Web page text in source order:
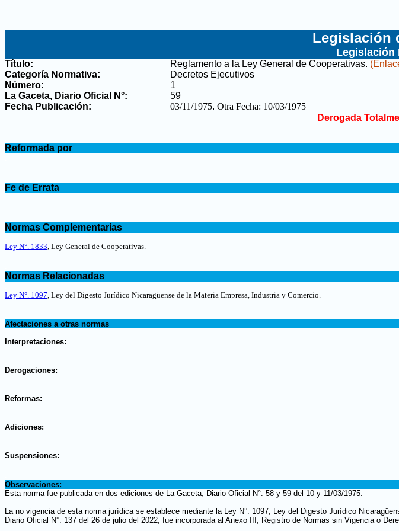
Legislación
Legislación
Título: Reglamento a la Ley General de Cooperativas.
Categoría Normativa:
Decretos Ejecutivos
Número:
1
La Gaceta, Diario Oficial N°:
59
Fecha Publicación:
03/11/1975. Otra Fecha: 10/03/1975
Derogada
Reformada por
Fe de Errata
Normas Complementarias
Ley N°. 1833, Ley General de Cooperativas.
Normas Relacionadas
Ley N°. 1097, Ley del Digesto Jurídico Nicaragüense de la Materia Empresa, Industria y Comercio.
Afectaciones a otras normas
Interpretaciones:
Derogaciones:
Reformas:
Adiciones:
Suspensiones:
Observaciones:
Esta norma fue publicada en dos ediciones de La Gaceta, Diario Oficial N°. 58 y 59 del 10 y 11/03/1975.
La no vigencia de esta norma jurídica se establece mediante la Ley N°. 1097, Ley del Digesto Jurídico
Diario Oficial N°. 137 del 26 de julio del 2022, fue incorporada al Anexo III, Registro de Normas sin Vigencia o